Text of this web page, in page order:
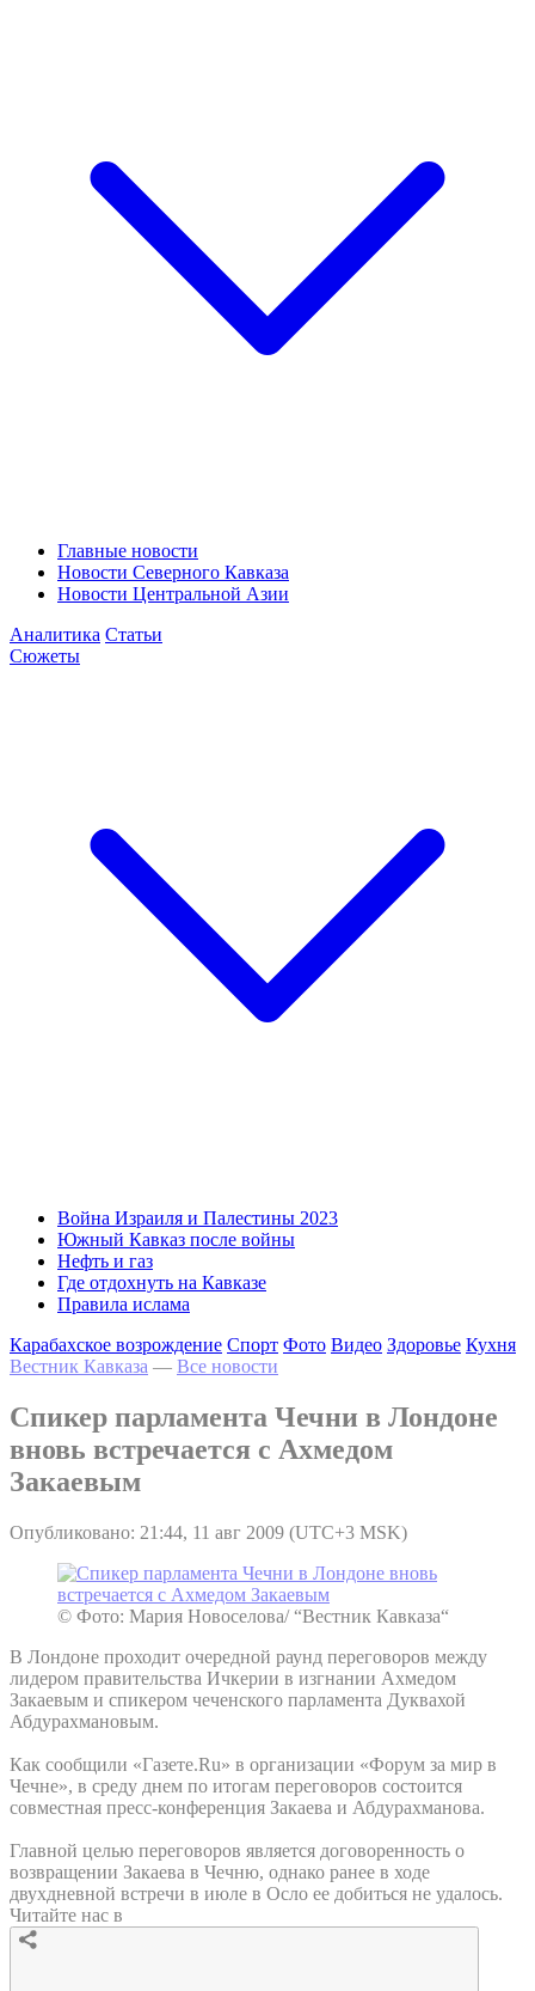
Главные новости
Новости Северного Кавказа
Новости Центральной Азии
Аналитика Статьи
Сюжеты
Война Израиля и Палестины 2023
Южный Кавказ после войны
Нефть и газ
Где отдохнуть на Кавказе
Правила ислама
Карабахское возрождение Спорт Фото Видео Здоровье Кухня
Вестник Кавказа — Все новости
Спикер парламента Чечни в Лондоне
вновь встречается с Ахмедом
Закаевым
Опубликовано: 21:44, 11 авг 2009 (UTC+3 MSK)
© Фото: Мария Новоселова/ “Вестник Кавказа“
В Лондоне проходит очередной раунд переговоров между
лидером правительства Ичкерии в изгнании Ахмедом
Закаевым и спикером чеченского парламента Дуквахой
Абдурахмановым.
Как сообщили «Газете.Ru» в организации «Форум за мир в
Чечне», в среду днем по итогам переговоров состоится
совместная пресс-конференция Закаева и Абдурахманова.
Главной целью переговоров является договоренность о
возвращении Закаева в Чечню, однако ранее в ходе
двухдневной встречи в июле в Осло ее добиться не удалось.
Читайте нас в